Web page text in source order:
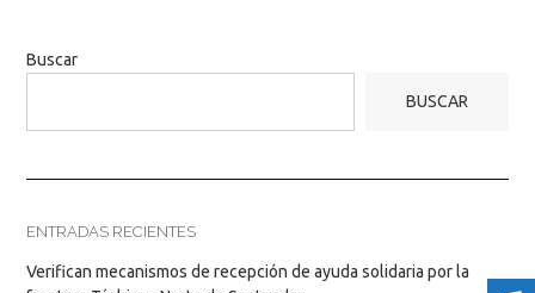
Buscar
BUSCAR
ENTRADAS RECIENTES
Verifican mecanismos de recepción de ayuda solidaria por la